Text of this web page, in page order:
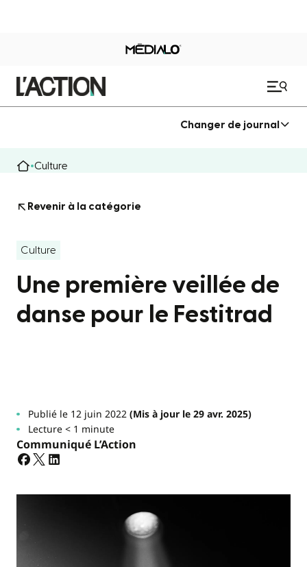
Changer de journal
Culture
Revenir à la catégorie
Culture
Une première veillée de
danse pour le Festitrad
Publié le 12 juin 2022(Mis à jour le 29 avr. 2025)
Lecture < 1 minute
Communiqué L’Action